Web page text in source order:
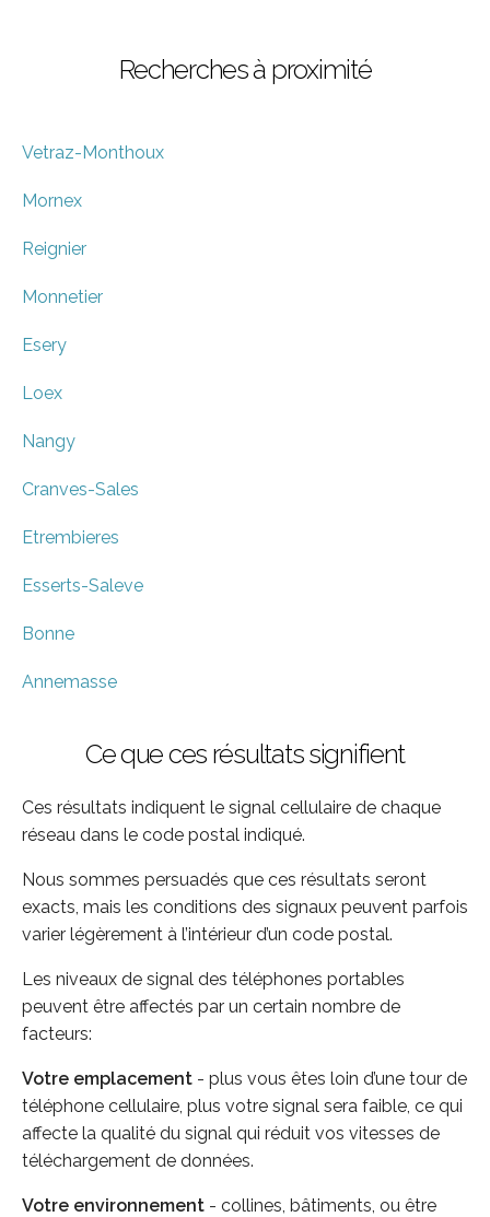
Recherches à proximité
Vetraz-Monthoux
Mornex
Reignier
Monnetier
Esery
Loex
Nangy
Cranves-Sales
Etrembieres
Esserts-Saleve
Bonne
Annemasse
Ce que ces résultats signifient
Ces résultats indiquent le signal cellulaire de chaque
réseau dans le code postal indiqué.
Nous sommes persuadés que ces résultats seront
exacts, mais les conditions des signaux peuvent parfois
varier légèrement à l’intérieur d’un code postal.
Les niveaux de signal des téléphones portables
peuvent être affectés par un certain nombre de
facteurs:
Votre emplacement - plus vous êtes loin d’une tour de
téléphone cellulaire, plus votre signal sera faible, ce qui
affecte la qualité du signal qui réduit vos vitesses de
téléchargement de données.
Votre environnement - collines, bâtiments, ou être